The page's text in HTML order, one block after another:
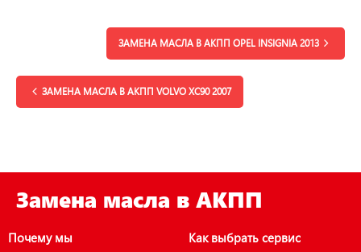
ЗАМЕНА МАСЛА В АКПП OPEL INSIGNIA 2013
ЗАМЕНА МАСЛА В АКПП VOLVO XC90 2007
Замена масла в АКПП
Почему мы
Как выбрать сервис